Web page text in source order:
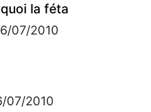
la féta
07/2010
07/2010